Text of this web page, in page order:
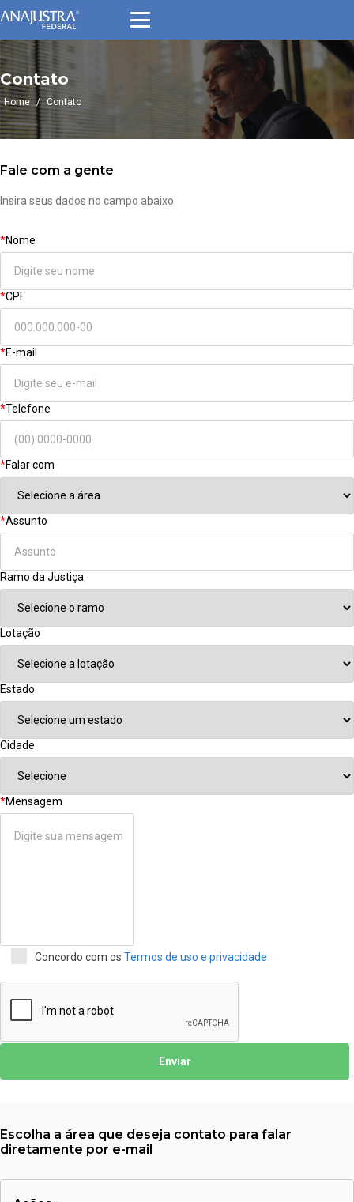
Contato
Home / Contato
Fale com a gente
Insira seus dados no campo abaixo
*Nome
*CPF
*E-mail
*Telefone
*Falar com
*Assunto
Ramo da Justiça
Lotação
Estado
Cidade
*Mensagem
Concordo com os Termos de uso e privacidade
Enviar
Escolha a área que deseja contato para falar
diretamente por e-mail